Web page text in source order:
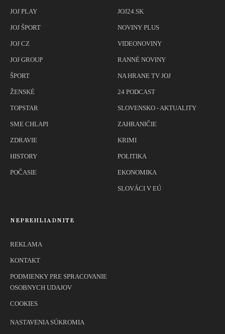
JOJ PLAY
JOJ ŠPORT
JOJ CZ
JOJ GROUP
ŠPORT
ŽENSKÉ
TOPSTAR
SME CHLAPI
ZDRAVIE
HISTORY
POČASIE
JOJ24.SK
NOVINY PLUS
VIDEONOVINY
RANNÉ NOVINY
NA HRANE TV JOJ
24 PODCAST
SLOVENSKO - AKTUALITY
ZAHRANIČIE
KRIMI
POLITIKA
EKONOMIKA
SLOVÁCI V EÚ
NEPREHLIADNITE
REKLAMA
KONTAKT
PODMIENKY PRE SPRACOVANIE
OSOBNYCH UDAJOV
COOKIES
NASTAVENIA SÚKROMIA